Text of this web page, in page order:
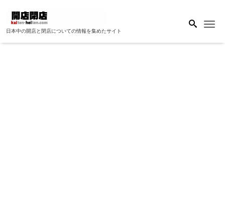
日本中の開店と閉店についての情報を集めたサイト